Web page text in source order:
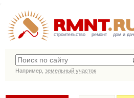
строительство ремонт дом и
Например, земельный участок